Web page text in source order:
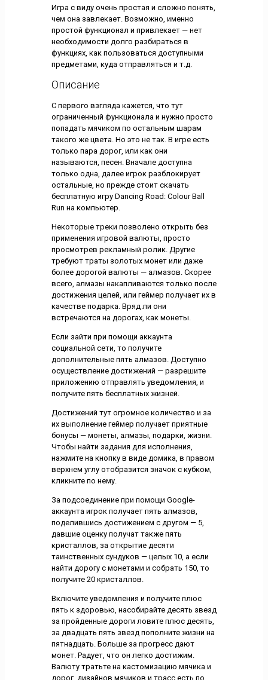
Игра с виду очень простая и сложно понять,
чем она завлекает. Возможно, именно
простой функционал и привлекает — нет
необходимости долго разбираться в
функциях, как пользоваться доступными
предметами, куда отправляться и т.д.
Описание
С первого взгляда кажется, что тут
ограниченный функционала и нужно просто
попадать мячиком по остальным шарам
такого же цвета. Но это не так. В игре есть
только пара дорог, или как они
называются, песен. Вначале доступна
только одна, далее игрок разблокирует
остальные, но прежде стоит скачать
бесплатную игру Dancing Road: Colour Ball
Run на компьютер.
Некоторые треки позволено открыть без
применения игровой валюты, просто
просмотрев рекламный ролик. Другие
требуют траты золотых монет или даже
более дорогой валюты — алмазов. Скорее
всего, алмазы накапливаются только после
достижения целей, или геймер получает их в
качестве подарка. Вряд ли они
встречаются на дорогах, как монеты.
Если зайти при помощи аккаунта
социальной сети, то получите
дополнительные пять алмазов. Доступно
осуществление достижений — разрешите
приложению отправлять уведомления, и
получите пять бесплатных жизней.
Достижений тут огромное количество и за
их выполнение геймер получает приятные
бонусы — монеты, алмазы, подарки, жизни.
Чтобы найти задания для исполнения,
нажмите на кнопку в виде домика, в правом
верхнем углу отобразится значок с кубком,
кликните по нему.
За подсоединение при помощи Google-
аккаунта игрок получает пять алмазов,
поделившись достижением с другом — 5,
давшие оценку получат также пять
кристаллов, за открытие десяти
таинственных сундуков — целых 10, а если
найти дорогу с монетами и собрать 150, то
получите 20 кристаллов.
Включите уведомления и получите плюс
пять к здоровью, насобирайте десять звезд
за пройденные дороги ловите плюс десять,
за двадцать пять звезд пополните жизни на
пятнадцать. Больше за прогресс дают
монет. Радует, что он легко достижим.
Валюту тратьте на кастомизацию мячика и
дорог, дизайнов мячиков и трасс есть по